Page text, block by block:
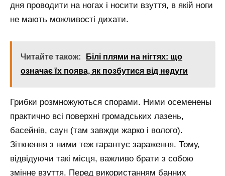
дня проводити на ногах і носити взуття, в якій ноги
не мають можливості дихати.
Читайте також:
Білі плями на нігтях: що
означає їх поява, як позбутися від недуги
Грибки розмножуються спорами. Ними осеменены
практично всі поверхні громадських лазень,
басейнів, саун (там завжди жарко і волого).
Зіткнення з ними теж гарантує зараження. Тому,
відвідуючи такі місця, важливо брати з собою
змінне взуття. Перед використанням банних